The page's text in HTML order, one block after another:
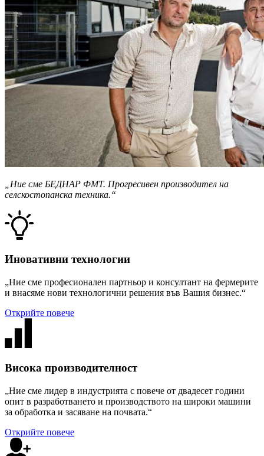
„Ние сме БЕДНАР ФМТ. Прогресивен производител на
селскостопанска техника.“
Иновативни технологии
„Ние сме професионален партньор и консултант на фермерите
и внасяме нови технологични решения във Вашия бизнес.“
Открийте повече
Висока производителност
„Ние сме лидер в индустрията с повече от двадесет години
опит в разработването и производството на широки машини
за обработка и засяване на почвата.“
Открийте повече